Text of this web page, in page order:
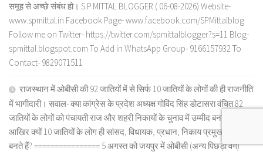
समूह से अच्छे संबंध हो। S.P.MITTAL BLOGGER ( 06-08-2026) Website-
www.spmittal.in Facebook Page- www.facebook.com/SPMittalblog
Follow me on Twitter- https://twitter.com/spmittalblogger?s=11 Blog-
spmittal.blogspot.com To Add in WhatsApp Group- 9166157932 To
Contact- 9829071511
राजस्थान में ओबीसी की 92 जातियों में से सिर्फ 10 जातियों के लोगों की ही राजनीति
में भागीदारी। सवाल- क्या कांग्रेस के प्रदेश अध्यक्ष गोविंद सिंह डोटासरा वंचित 82
जातियों के लोगों को पंचायती राज और शहरी निकायों के चुनाव में उम्मीद बनाएंगे?
आखिर क्यों 10 जातियों के लोग ही सांसद, विधायक, प्रधान, निकाय प्रमुख आदि
बनते हैं? ================ 5 अगस्त को जयपुर में ओबीसी (अन्य पिछड़ा वर्ग)